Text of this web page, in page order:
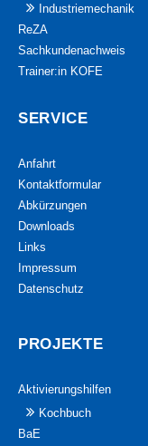
Industriemechanik
ReZA
Sachkundenachweis
Trainer:in KOFE
SERVICE
Anfahrt
Kontaktformular
Abkürzungen
Downloads
Links
Impressum
Datenschutz
PROJEKTE
Aktivierungshilfen
Kochbuch
BaE